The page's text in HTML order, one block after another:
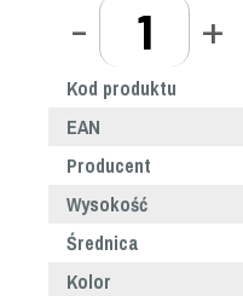
- +
Kod produktu
EAN
Producent
Wysokość
Średnica
Kolor